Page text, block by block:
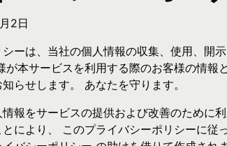
2日
ーは、当社の個人情報の収集、使用、開
が本サービスを利用する際のお客様の情報
らせします。 あなたを守ります。
報をサービスの提供および改善のために
により、 このプライバシーポリシーに従